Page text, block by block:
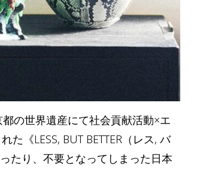
の世界遺産にて社会貢献活動×エ
《LESS, BUT BETTER（レス, バ
たり、不要となってしまった日本